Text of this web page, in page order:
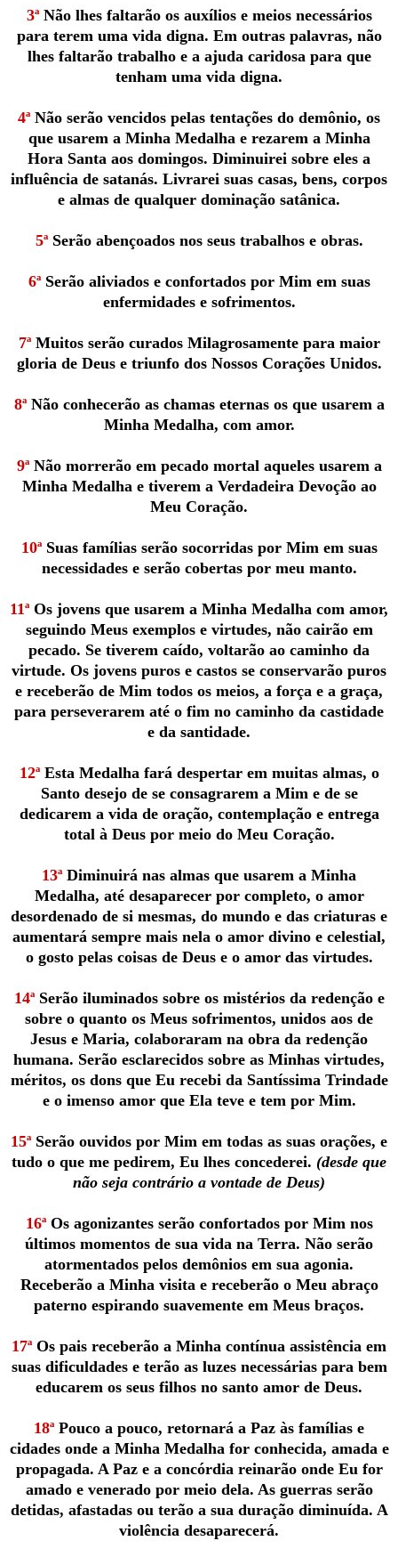
3ª Não lhes faltarão os auxílios e meios necessários
para terem uma vida digna. Em outras palavras, não
lhes faltarão trabalho e a ajuda caridosa para que
tenham uma vida digna.
4ªNão serão vencidos pelas tentações do demônio, os
que usarem a Minha Medalha e rezarem a Minha
Hora Santa aos domingos. Diminuirei sobre eles a
influência de satanás. Livrarei suas casas, bens, corpos
e almas de qualquer dominação satânica.
5ª Serão abençoados nos seus trabalhos e obras.
6ª Serão aliviados e confortados por Mim em suas
enfermidades e sofrimentos.
7ª Muitos serão curados Milagrosamente para maior
gloria de Deus e triunfo dos Nossos Corações Unidos.
8ª Não conhecerão as chamas eternas os que usarem a
Minha Medalha, com amor.
9ª Não morrerão em pecado mortal aqueles usarem a
Minha Medalha e tiverem a Verdadeira Devoção ao
Meu Coração.
10ª Suas famílias serão socorridas por Mim em suas
necessidades e serão cobertas por meu manto.
11ª Os jovens que usarem a Minha Medalha com amor,
seguindo Meus exemplos e virtudes, não cairão em
pecado. Se tiverem caído, voltarão ao caminho da
virtude. Os jovens puros e castos se conservarão puros
e receberão de Mim todos os meios, a força e a graça,
para perseverarem até o fim no caminho da castidade
e da santidade.
12ª Esta Medalha fará despertar em muitas almas, o
Santo desejo de se consagrarem a Mim e de se
dedicarem a vida de oração, contemplação e entrega
total à Deus por meio do Meu Coração.
13ª Diminuirá nas almas que usarem a Minha
Medalha, até desaparecer por completo, o amor
desordenado de si mesmas, do mundo e das criaturas e
aumentará sempre mais nela o amor divino e celestial,
o gosto pelas coisas de Deus e o amor das virtudes.
14ªSerão iluminados sobre os mistérios da redenção e
sobre o quanto os Meus sofrimentos, unidos aos de
Jesus e Maria, colaboraram na obra da redenção
humana. Serão esclarecidos sobre as Minhas virtudes,
méritos, os dons que Eu recebi da Santíssima Trindade
e o imenso amor que Ela teve e tem por Mim.
15ª Serão ouvidos por Mim em todas as suas orações, e
tudo o que me pedirem, Eu lhes concederei. (desde que
não seja contrário a vontade de Deus)
16ª Os agonizantes serão confortados por Mim nos
últimos momentos de sua vida na Terra. Não serão
atormentados pelos demônios em sua agonia.
Receberão a Minha visita e receberão o Meu abraço
paterno espirando suavemente em Meus braços.
17ª Os pais receberão a Minha contínua assistência em
suas dificuldades e terão as luzes necessárias para bem
educarem os seus filhos no santo amor de Deus.
18ª Pouco a pouco, retornará a Paz às famílias e
cidades onde a Minha Medalha for conhecida, amada e
propagada. A Paz e a concórdia reinarão onde Eu for
amado e venerado por meio dela. As guerras serão
detidas, afastadas ou terão a sua duração diminuída. A
violência desaparecerá.